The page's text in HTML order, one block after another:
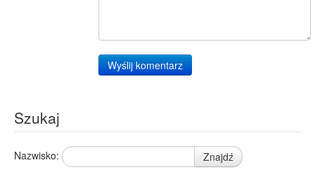
Wyślij komentarz
Szukaj
Nazwisko: Znajdź